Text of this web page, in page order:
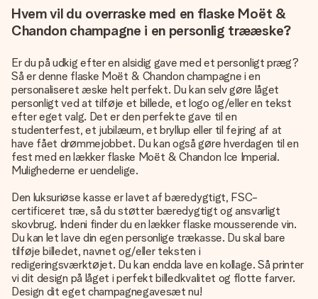
Hvem vil du overraske med en flaske Moët &
Chandon champagne i en personlig trææske?
Er du på udkig efter en alsidig gave med et personligt præg?
Så er denne flaske Moët & Chandon champagne i en
personaliseret æske helt perfekt. Du kan selv gøre låget
personligt ved at tilføje et billede, et logo og/eller en tekst
efter eget valg. Det er den perfekte gave til en
studenterfest, et jubilæum, et bryllup eller til fejring af at
have fået drømmejobbet. Du kan også gøre hverdagen til en
fest med en lækker flaske Moët & Chandon Ice Imperial.
Mulighederne er uendelige.
Den luksuriøse kasse er lavet af bæredygtigt, FSC-
certificeret træ, så du støtter bæredygtigt og ansvarligt
skovbrug. Indeni finder du en lækker flaske mousserende vin.
Du kan let lave din egen personlige trækasse. Du skal bare
tilføje billedet, navnet og/eller teksten i
redigeringsværktøjet. Du kan endda lave en kollage. Så printer
vi dit design på låget i perfekt billedkvalitet og flotte farver.
Design dit eget champagnegavesæt nu!